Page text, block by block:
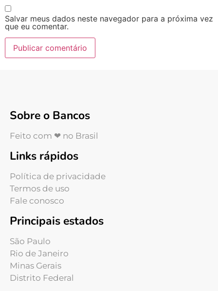
Salvar meus dados neste navegador para a próxima vez
que eu comentar.
Sobre o Bancos
Feito com ❤ no Brasil
Links rápidos
Política de privacidade
Termos de uso
Fale conosco
Principais estados
São Paulo
Rio de Janeiro
Minas Gerais
Distrito Federal